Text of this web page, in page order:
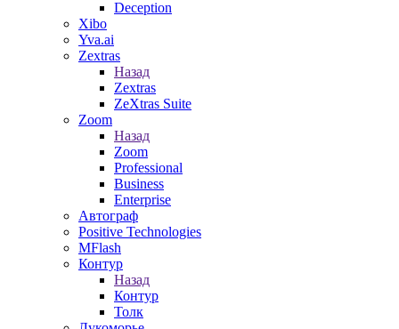
Deception
Xibo
Yva.ai
Zextras
Назад
Zextras
ZeXtras Suite
Zoom
Назад
Zoom
Professional
Business
Enterprise
Автограф
Positive Technologies
MFlash
Контур
Назад
Контур
Толк